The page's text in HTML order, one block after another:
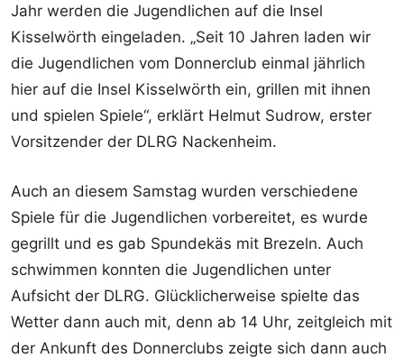
Jahr werden die Jugendlichen auf die Insel
Kisselwörth eingeladen. „Seit 10 Jahren laden wir
die Jugendlichen vom Donnerclub einmal jährlich
hier auf die Insel Kisselwörth ein, grillen mit ihnen
und spielen Spiele“, erklärt Helmut Sudrow, erster
Vorsitzender der DLRG Nackenheim.
Auch an diesem Samstag wurden verschiedene
Spiele für die Jugendlichen vorbereitet, es wurde
gegrillt und es gab Spundekäs mit Brezeln. Auch
schwimmen konnten die Jugendlichen unter
Aufsicht der DLRG. Glücklicherweise spielte das
Wetter dann auch mit, denn ab 14 Uhr, zeitgleich mit
der Ankunft des Donnerclubs zeigte sich dann auch